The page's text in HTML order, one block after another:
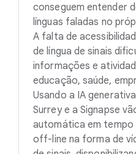
conseguem entender
línguas faladas no
A falta de
de língua de sinais
informações e
educação, saúde,
Usando a IA
Surrey e a Signapse
automática em
off-line na forma de